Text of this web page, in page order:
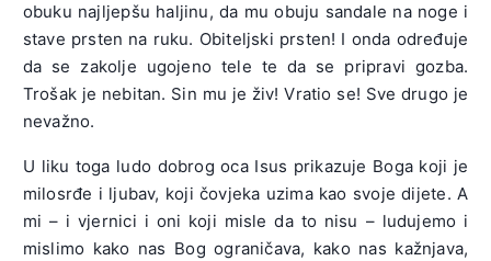
obuku najljepšu haljinu, da mu obuju sandale na noge i
stave prsten na ruku. Obiteljski prsten! I onda određuje
da se zakolje ugojeno tele te da se pripravi gozba.
Trošak je nebitan. Sin mu je živ! Vratio se! Sve drugo je
nevažno.
U liku toga ludo dobrog oca Isus prikazuje Boga koji je
milosrđe i ljubav, koji čovjeka uzima kao svoje dijete. A
mi – i vjernici i oni koji misle da to nisu – ludujemo i
mislimo kako nas Bog ograničava, kako nas kažnjava,